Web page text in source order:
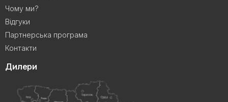
Чому ми?
Відгуки
Партнерська програма
Контакти
Дилери